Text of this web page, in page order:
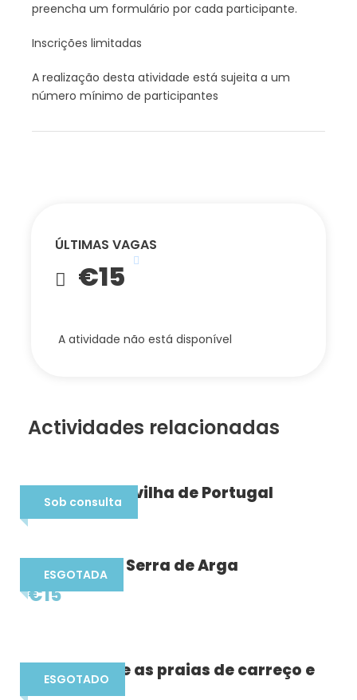
ÚLTIMAS VAGAS
€15
A atividade não está disponível
preencha um formulário por cada participante.
Inscrições limitadas
A realização desta atividade está sujeita a um
número mínimo de participantes
Actividades relacionadas
Sob consulta
Sistelo: Maravilha de Portugal
ESGOTADA
Planalto da Serra de Arga
€15
ESGOTADO
Sunset entre as praias de carreço e
afife